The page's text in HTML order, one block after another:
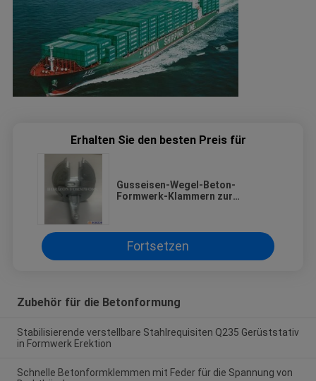
Erhalten Sie den besten Preis für
Gusseisen-Wegel-Beton-
Formwerk-Klammern zur
Fortsetzen
Zubehör für die Betonformung
Stabilisierende verstellbare Stahlrequisiten Q235 Gerüststativ
in Formwerk Erektion
Schnelle Betonformklemmen mit Feder für die Spannung von